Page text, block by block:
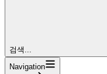
검색...
Navigation